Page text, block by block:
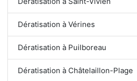
Dératisation à Vérines
Dératisation à Puilboreau
Dératisation à Châtelaillon-Plage